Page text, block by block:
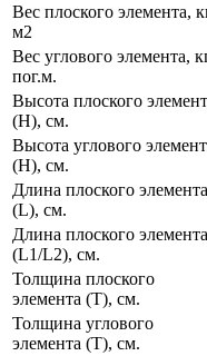
Вес плоского элемента,
м2
Вес углового элемента,
пог.м.
Высота плоского
(H), см.
Высота углового
(H), см.
Длина плоского элемента
(L), см.
Длина плоского элемента
(L1/L2), см.
Толщина плоского
элемента (T), см.
Толщина углового
элемента (T), см.